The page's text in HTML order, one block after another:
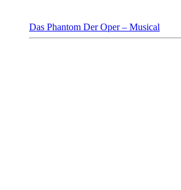
Das Phantom Der Oper – Musical